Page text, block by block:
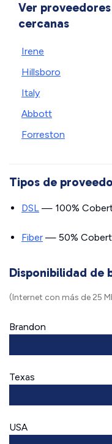
Ver
cercanas
Irene
Hillsboro
Italy
Abbott
Forreston
Tipos de
DSL — 100%
Fiber — 50%
Disponibilidad de
(Internet con más de 25
Brandon
Texas
USA